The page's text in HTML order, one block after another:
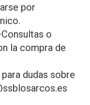
por
o
la compra de
dudas sobre